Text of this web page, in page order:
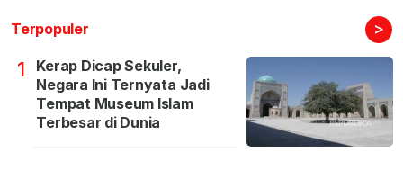
Terpopuler >
1
Kerap Dicap Sekuler,
Negara Ini Ternyata Jadi
Tempat Museum Islam
Terbesar di Dunia